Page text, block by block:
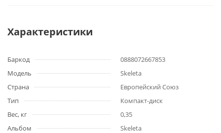
Характеристики
Баркод
0888072667853
Модель
Skeleta
Страна
Европейский Союз
Тип
Компакт-диск
Вес, кг
0,35
Альбом
Skeleta